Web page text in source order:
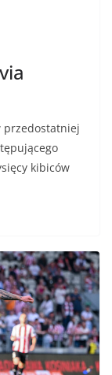
przedostatniej
kibiców